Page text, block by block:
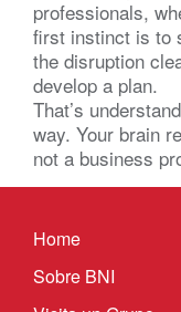
professionals,
first instinct is to
the disruption
develop a plan.
That’s
way. Your brain
not a business
Home
Sobre BNI